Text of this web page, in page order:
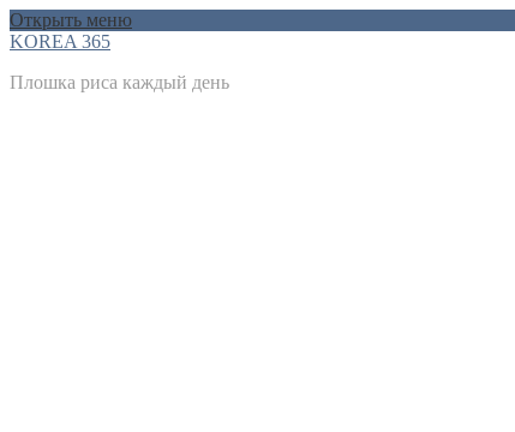
Открыть меню
KOREA 365
Плошка риса каждый день